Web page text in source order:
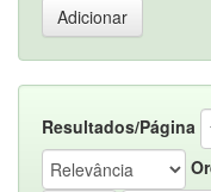
Resultados/Página